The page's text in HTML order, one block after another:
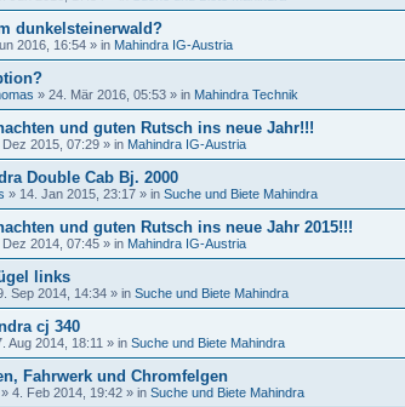
dunkelsteinerwald?
2016, 16:54 » in Mahindra IG-Austria
» 24. Mär 2016, 05:53 » in Mahindra Technik
und guten Rutsch ins neue Jahr!!!
Dez 2015, 07:29 » in Mahindra IG-Austria
Double Cab Bj. 2000
» 14. Jan 2015, 23:17 » in Suche und Biete Mahindra
und guten Rutsch ins neue Jahr 2015!!!
Dez 2014, 07:45 » in Mahindra IG-Austria
links
Sep 2014, 14:34 » in Suche und Biete Mahindra
cj 340
Aug 2014, 18:11 » in Suche und Biete Mahindra
Fahrwerk und Chromfelgen
» 4. Feb 2014, 19:42 » in Suche und Biete Mahindra